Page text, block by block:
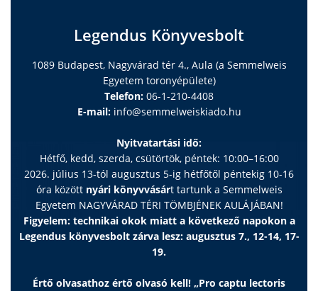
Legendus Könyvesbolt
1089 Budapest, Nagyvárad tér 4., Aula (a Semmelweis
Egyetem toronyépülete)
Telefon: 06-1-210-4408
E-mail: info@semmelweiskiado.hu
Nyitvatartási idő:
Hétfő, kedd, szerda, csütörtök, péntek: 10:00–16:00
2026. július 13-tól augusztus 5-ig hétfőtől péntekig 10-16
óra között nyári könyvvásárt tartunk a Semmelweis
Egyetem NAGYVÁRAD TÉRI TÖMBJÉNEK AULÁJÁBAN!
Figyelem: technikai okok miatt a következő napokon a
Legendus könyvesbolt zárva lesz: augusztus 7., 12-14, 17-
19.
Értő olvasathoz értő olvasó kell! „Pro captu lectoris